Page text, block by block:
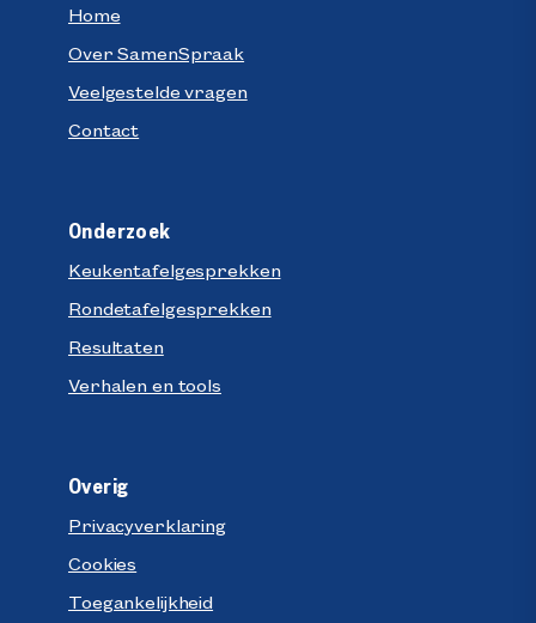
Home
Over SamenSpraak
Veelgestelde vragen
Contact
Onderzoek
Keukentafelgesprekken
Rondetafelgesprekken
Resultaten
Verhalen en tools
Overig
Privacyverklaring
Cookies
Toegankelijkheid